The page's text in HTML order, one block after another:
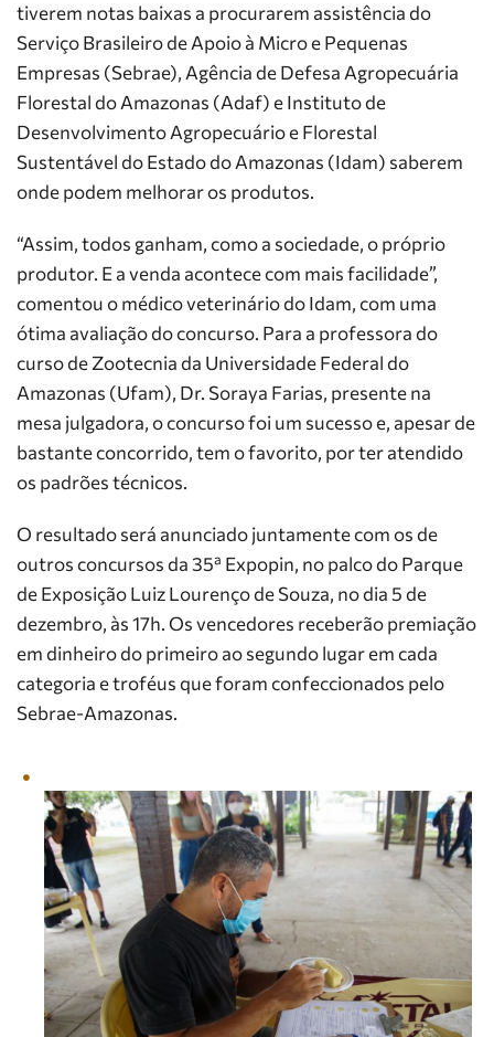
tiverem notas baixas a procurarem assistência do
Serviço Brasileiro de Apoio à Micro e Pequenas
Empresas (Sebrae), Agência de Defesa Agropecuária
Florestal do Amazonas (Adaf) e Instituto de
Desenvolvimento Agropecuário e Florestal
Sustentável do Estado do Amazonas (Idam) saberem
onde podem melhorar os produtos.
“Assim, todos ganham, como a sociedade, o próprio
produtor. E a venda acontece com mais facilidade”,
comentou o médico veterinário do Idam, com uma
ótima avaliação do concurso. Para a professora do
curso de Zootecnia da Universidade Federal do
Amazonas (Ufam), Dr. Soraya Farias, presente na
mesa julgadora, o concurso foi um sucesso e, apesar de
bastante concorrido, tem o favorito, por ter atendido
os padrões técnicos.
O resultado será anunciado juntamente com os de
outros concursos da 35ª Expopin, no palco do Parque
de Exposição Luiz Lourenço de Souza, no dia 5 de
dezembro, às 17h. Os vencedores receberão premiação
em dinheiro do primeiro ao segundo lugar em cada
categoria e troféus que foram confeccionados pelo
Sebrae-Amazonas.